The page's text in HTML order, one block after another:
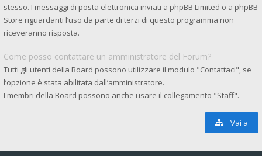
stesso. I messaggi di posta elettronica inviati a phpBB Limited o a phpBB
Store riguardanti l’uso da parte di terzi di questo programma non
riceveranno risposta.
Come posso contattare un amministratore del Forum?
Tutti gli utenti della Board possono utilizzare il modulo "Contattaci", se
l’opzione è stata abilitata dall’amministratore.
I membri della Board possono anche usare il collegamento "Staff".
Vai a